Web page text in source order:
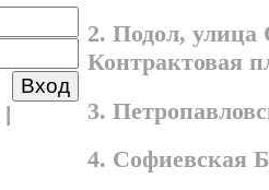
2. Подол,
Контрактовая
3.
4. Софиевская